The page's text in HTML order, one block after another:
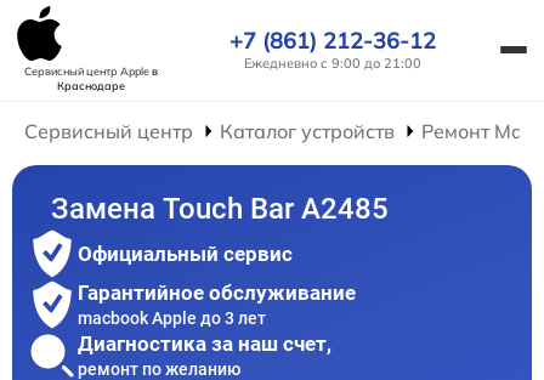
Сервисный центр Appleв
Краснодаре
+7 (861) 212-36-12
Ежедневно с 9:00 до 21:00
Сервисный центр Каталог устройств Ремонт
Замена Touch Bar A2485
Официальный сервис
Гарантийное обслуживание
macbook Apple до 3 лет
Диагностика за наш счет,
ремонт по желанию